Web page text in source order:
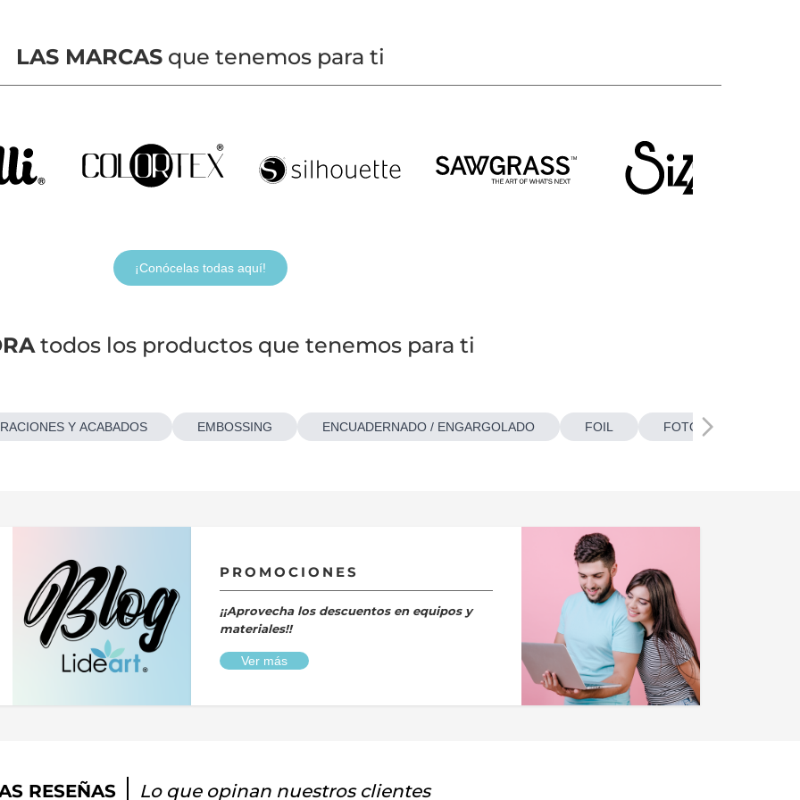
LAS MARCASque tenemos para ti
¡Conócelas todas aquí!
todos los productos que tenemos para ti
Y ACABADOS EMBOSSING ENCUADERNADO / ENGARGOLADO FOIL FOTOBOTONES
PROMOCIONES
¡¡Aprovecha los descuentos en equipos y
materiales!!
Ver más
RESEÑAS Lo que opinan nuestros clientes